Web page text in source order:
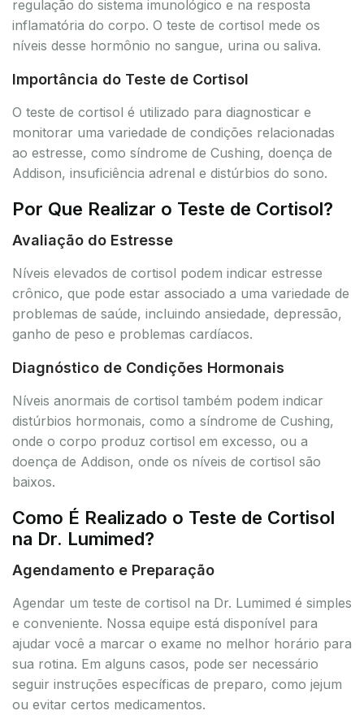
regulação do sistema imunológico e na resposta
inflamatória do corpo. O teste de cortisol mede os
níveis desse hormônio no sangue, urina ou saliva.
Importância do Teste de Cortisol
O teste de cortisol é utilizado para diagnosticar e
monitorar uma variedade de condições relacionadas
ao estresse, como síndrome de Cushing, doença de
Addison, insuficiência adrenal e distúrbios do sono.
Por Que Realizar o Teste de Cortisol?
Avaliação do Estresse
Níveis elevados de cortisol podem indicar estresse
crônico, que pode estar associado a uma variedade de
problemas de saúde, incluindo ansiedade, depressão,
ganho de peso e problemas cardíacos.
Diagnóstico de Condições Hormonais
Níveis anormais de cortisol também podem indicar
distúrbios hormonais, como a síndrome de Cushing,
onde o corpo produz cortisol em excesso, ou a
doença de Addison, onde os níveis de cortisol são
baixos.
Como É Realizado o Teste de Cortisol
na Dr. Lumimed?
Agendamento e Preparação
Agendar um teste de cortisol na Dr. Lumimed é simples
e conveniente. Nossa equipe está disponível para
ajudar você a marcar o exame no melhor horário para
sua rotina. Em alguns casos, pode ser necessário
seguir instruções específicas de preparo, como jejum
ou evitar certos medicamentos.